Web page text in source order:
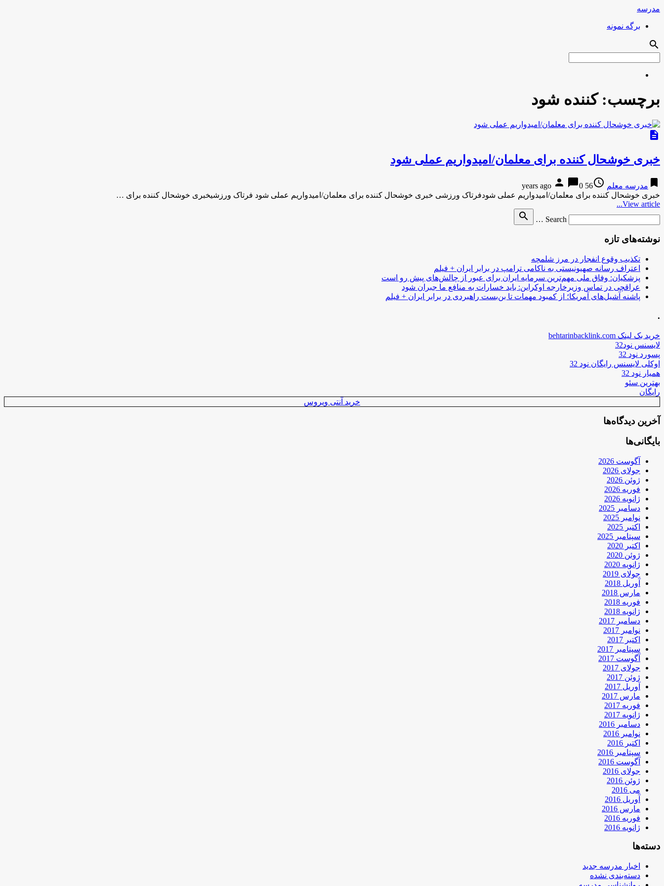
مدرسه
برگه نمونه
search
برچسب:کننده شود
description
خبری خوشحال کننده برای معلمان/امیدواریم عملی شود
bookmark مدرسه معلم access_time
56 years ago
person chat_bubble0
خبری خوشحال کننده برای معلمان/امیدواریم عملی شودفرتاک ورزشی خبری خوشحال کننده برای معلمان/امیدواریم عملی شود فرتاک ورزشیخبری خوشحال کننده برای …
View article...
Search …
search
نوشته‌های تازه
تکذیب وقوع انفجار در مرز شلمچه
اعتراف رسانه صهیونیستی به ناکامی ترامپ در برابر ایران + فیلم
پزشکیان: وفاق ملی مهم‌ترین سرمایه ایران برای عبور از چالش‌های پیش رو است
عراقچی در تماس وزیرخارجه اوکراین: باید خسارات به منافع ما جبران شود
پاشنه آشیل‌های آمریکا؛ از کمبود مهمات تا بن‌بست راهبردی در برابر ایران + فیلم
.
خرید بک لینک behtarinbacklink.com
لایسنس نود32
پسورد نود 32
اوکلی لایسنس رایگان نود 32
همیار نود 32
بهترین سئو
رایگان
خرید آنتی ویروس
آخرین دیدگاه‌ها
بایگانی‌ها
آگوست 2026
جولای 2026
ژوئن 2026
فوریه 2026
ژانویه 2026
دسامبر 2025
نوامبر 2025
اکتبر 2025
سپتامبر 2025
اکتبر 2020
ژوئن 2020
ژانویه 2020
جولای 2019
آوریل 2018
مارس 2018
فوریه 2018
ژانویه 2018
دسامبر 2017
نوامبر 2017
اکتبر 2017
سپتامبر 2017
آگوست 2017
جولای 2017
ژوئن 2017
آوریل 2017
مارس 2017
فوریه 2017
ژانویه 2017
دسامبر 2016
نوامبر 2016
اکتبر 2016
سپتامبر 2016
آگوست 2016
جولای 2016
ژوئن 2016
می 2016
آوریل 2016
مارس 2016
فوریه 2016
ژانویه 2016
دسته‌ها
اخبار مدرسه جدید
دسته‌بندی نشده